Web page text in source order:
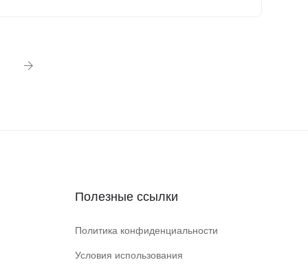
Полезные ссылки
Политика конфиденциальности
Условия использования